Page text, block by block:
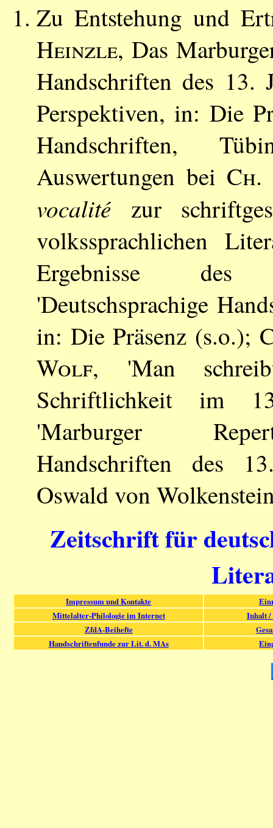
Zu Entstehung und
Heinzle, Das
Handschriften des 13.
Perspektiven, in: Die
Handschriften,
Auswertungen bei
vocalité zur
volkssprachlichen
Ergebnisse des
'Deutschsprachige
in: Die Präsenz (s.o.);
Wolf, 'Man
Schriftlichkeit im
'Marburger
Handschriften des
Oswald von
Zeitschrift für
Impressum und Kontakte
Mittelalter-Philologie im Internet
Inhalt /
ZfdA-Beihefte
Handschriftenfunde zur Lit. d. MAs